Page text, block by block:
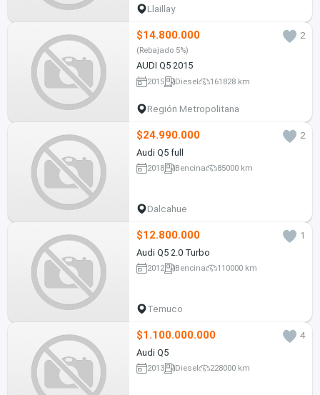
Llaillay
$14.800.000 2
(Rebajado 5%)
AUDI Q5 2015
2015 Diesel 161828 km
Región Metropolitana
$24.990.000
2
Audi Q5 full
2018 Bencina 85000 km
Dalcahue
$12.800.000
1
Audi Q5 2.0 Turbo
2012 Bencina 110000 km
Temuco
$1.100.000.000
4
Audi Q5
2013 Diesel 228000 km